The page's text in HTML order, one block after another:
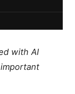
with AI